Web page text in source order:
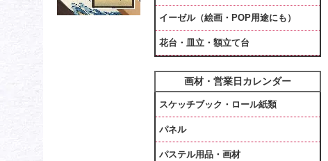
イーゼル（絵画・POP用途にも）
花台・皿立・額立て台
画材・営業日カレンダー
スケッチブック・ロール紙類
パネル
パステル用品・画材